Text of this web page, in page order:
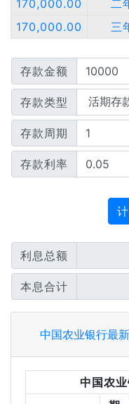
170,000.00
二
170,000.00
三
存款金额
存款类型
存款周期
存款利率
利息总额
本息合计
中国农业银行最
中国农